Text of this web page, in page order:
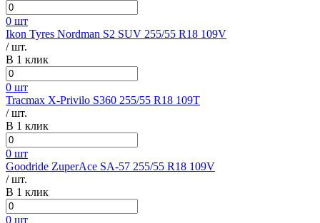
0 шт
Ikon Tyres Nordman S2 SUV 255/55 R18 109V
/ шт.
В 1 клик
0 шт
Tracmax X-Privilo S360 255/55 R18 109T
/ шт.
В 1 клик
0 шт
Goodride ZuperAce SA-57 255/55 R18 109V
/ шт.
В 1 клик
0 шт